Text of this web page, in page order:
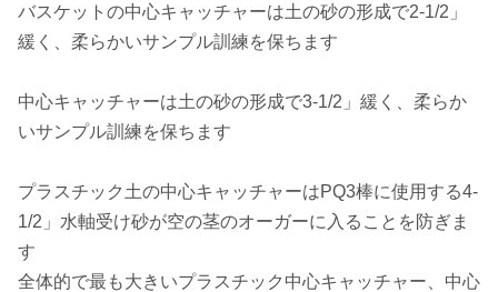
バスケットの中心キャッチャーは土の砂の形成で2-1/2」
緩く、柔らかいサンプル訓練を保ちます
中心キャッチャーは土の砂の形成で3-1/2」緩く、柔らか
いサンプル訓練を保ちます
プラスチック土の中心キャッチャーはPQ3棒に使用する4-
1/2」水軸受け砂が空の茎のオーガーに入ることを防ぎま
す
全体的で最も大きいプラスチック中心キャッチャー、中心